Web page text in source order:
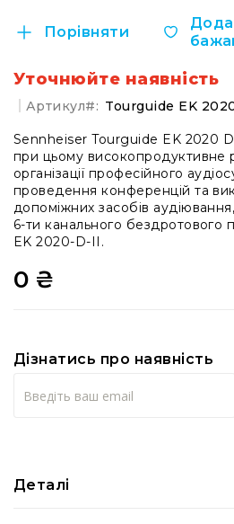
(IEM)
голови
Всі
Антени
Порівняти
Уточнюйте наявність
Артикул Tourguide EK
Sennheiser Tourguide EK 2020
при цьому високопродуктивне
організації професійного
проведення конференцій та
допоміжних засобів
6-ти канального бездротового
EK 2020-D-II.
0 ₴
Дізнатись про наявність
Деталі